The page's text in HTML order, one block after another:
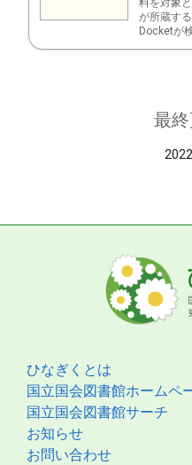
料を対象
が所蔵する
Docketが
最
ひなぎくとは
国立国会図書館ホームペ
国立国会図書館サーチ
お知らせ
お問い合わせ